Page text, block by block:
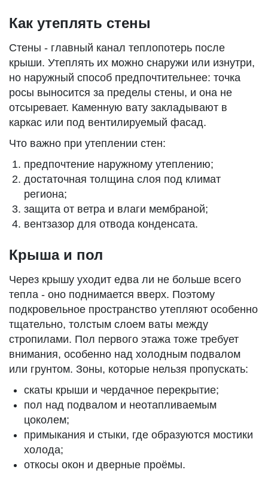
Как утеплять стены
Стены - главный канал теплопотерь после
крыши. Утеплять их можно снаружи или изнутри,
но наружный способ предпочтительнее: точка
росы выносится за пределы стены, и она не
отсыревает. Каменную вату закладывают в
каркас или под вентилируемый фасад.
Что важно при утеплении стен:
предпочтение наружному утеплению;
достаточная толщина слоя под климат
региона;
защита от ветра и влаги мембраной;
вентзазор для отвода конденсата.
Крыша и пол
Через крышу уходит едва ли не больше всего
тепла - оно поднимается вверх. Поэтому
подкровельное пространство утепляют особенно
тщательно, толстым слоем ваты между
стропилами. Пол первого этажа тоже требует
внимания, особенно над холодным подвалом
или грунтом. Зоны, которые нельзя пропускать:
скаты крыши и чердачное перекрытие;
пол над подвалом и неотапливаемым
цоколем;
примыкания и стыки, где образуются мостики
холода;
откосы окон и дверные проёмы.